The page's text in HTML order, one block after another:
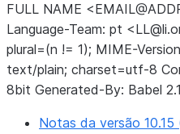
FULL NAME
Language-Team: pt
plural=(n != 1); MIME-
text/plain; charset=utf-8
8bit Generated-By: Babel
Notas da versão 10.15